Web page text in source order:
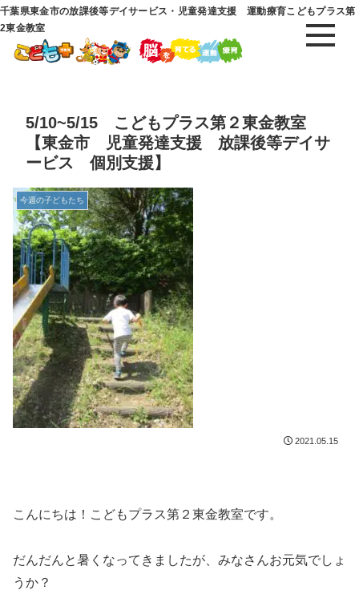
千葉県東金市の放課後等デイサービス・児童発達支援 運動療育こどもプラス第
2東金教室
5/10~5/15 こどもプラス第２東金教室
【東金市 児童発達支援 放課後等デイサ
ービス 個別支援】
今週の子どもたち
2021.05.15
こんにちは！こどもプラス第２東金教室です。
だんだんと暑くなってきましたが、みなさんお元気でしょ
うか？